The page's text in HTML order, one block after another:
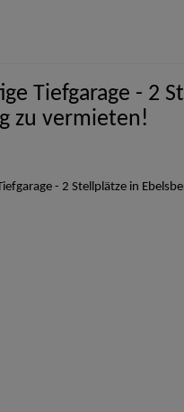
Tiefgarage - 2
zu vermieten!